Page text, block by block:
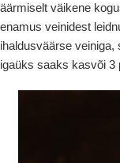
äärmiselt väikene
enamus veinidest
ihaldusväärse veiniga,
igaüks saaks kasvõi 3